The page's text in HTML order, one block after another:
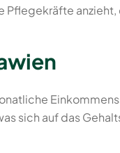
sich auf das